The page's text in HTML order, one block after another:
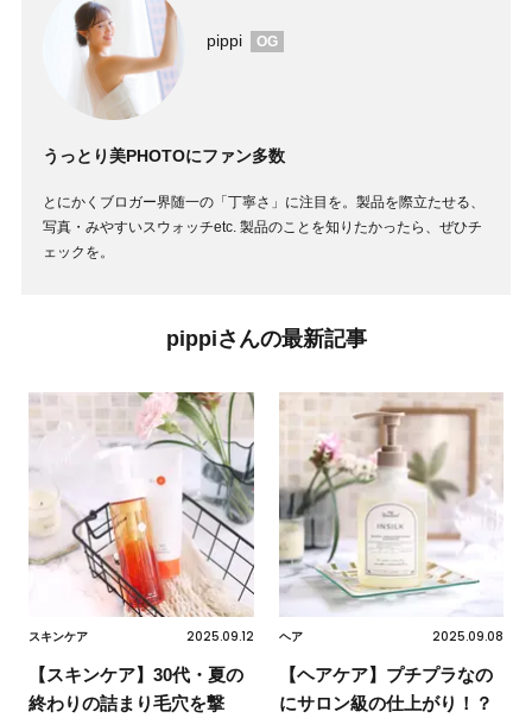
pippi OG
うっとり美PHOTOにファン多数
とにかくブロガー界随一の「丁寧さ」に注目を。製品を際立たせる、
写真・みやすいスウォッチetc. 製品のことを知りたかったら、ぜひチ
ェックを。
pippiさんの最新記事
スキンケア 2025.09.12
【スキンケア】30代・夏の
終わりの詰まり毛穴を撃
ヘア 2025.09.08
【ヘアケア】プチプラなの
にサロン級の仕上がり！？